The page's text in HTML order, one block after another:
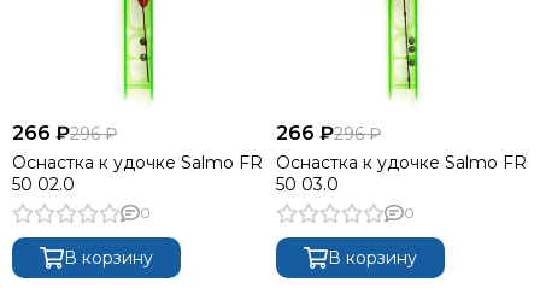
266 ₽296 ₽
Оснастка к удочке Salmo FR
50 02.0
0
В корзину
266 ₽296 ₽
Оснастка к удочке Salmo FR
50 03.0
0
В корзину